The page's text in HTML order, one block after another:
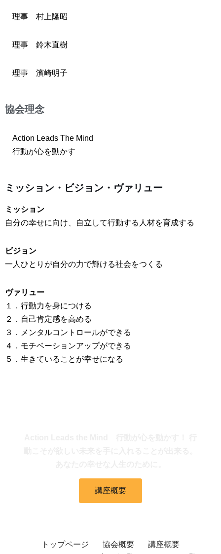
理事 村上隆昭
理事 鈴木直樹
理事 濱崎明子
協会理念
Action Leads The Mind
行動が心を動かす
ミッション・ビジョン・ヴァリュー
ミッション
自分の幸せに向け、自立して行動する人材を育成する
ビジョン
一人ひとりが自分の力で輝ける社会をつくる
ヴァリュー
１．行動力を身につける
２．自己肯定感を高める
３．メンタルコントロールができる
４． モチベーションアップができる
５．生きていることが幸せになる
講座概要
トップページ 協会概要
講座概要